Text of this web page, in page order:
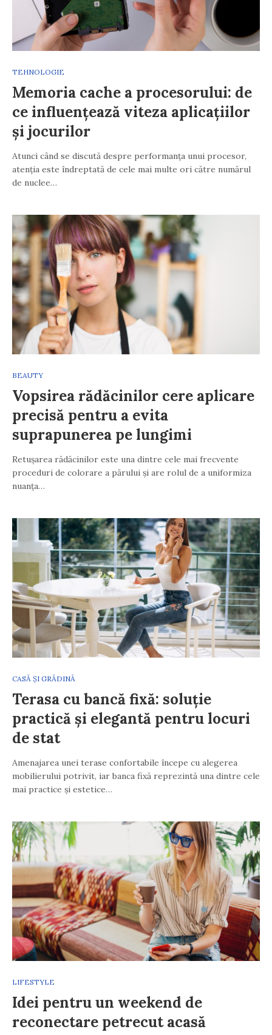
TEHNOLOGIE
Memoria cache a procesorului: de
ce influențează viteza aplicațiilor
și jocurilor
Atunci când se discută despre performanța unui procesor,
atenția este îndreptată de cele mai multe ori către numărul
de nuclee…
BEAUTY
Vopsirea rădăcinilor cere aplicare
precisă pentru a evita
suprapunerea pe lungimi
Retușarea rădăcinilor este una dintre cele mai frecvente
proceduri de colorare a părului și are rolul de a uniformiza
nuanța…
CASĂ ȘI GRĂDINĂ
Terasa cu bancă fixă: soluție
practică și elegantă pentru locuri
de stat
Amenajarea unei terase confortabile începe cu alegerea
mobilierului potrivit, iar banca fixă reprezintă una dintre cele
mai practice și estetice…
LIFESTYLE
Idei pentru un weekend de
reconectare petrecut acasă